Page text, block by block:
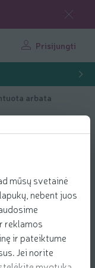
mūsų svetainė
nebent juos
reklamos
ir pateiktume
Jei norite
Prisijungti
arbata